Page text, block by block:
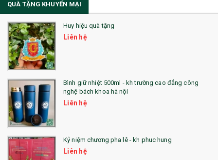
QUÀ TẶNG KHUYẾN MẠI
Huy hiệu quà tặng
Liên hệ
Bình giữ nhiệt 500ml - kh trường cao đẳng công
nghệ bách khoa hà nội
Liên hệ
Kỷ niệm chương pha lê - kh phuc hung
Liên hệ